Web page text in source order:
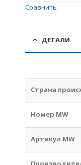
Сравнить
ДЕТАЛИ
Страна
Номер MW
Артикул MW